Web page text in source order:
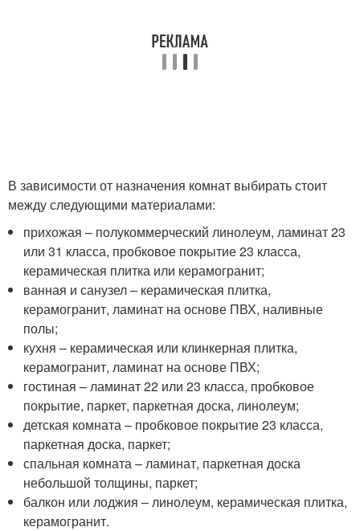
В зависимости от назначения комнат выбирать стоит
между следующими материалами:
прихожая – полукоммерческий линолеум, ламинат 23
или 31 класса, пробковое покрытие 23 класса,
керамическая плитка или керамогранит;
ванная и санузел – керамическая плитка,
керамогранит, ламинат на основе ПВХ, наливные
полы;
кухня – керамическая или клинкерная плитка,
керамогранит, ламинат на основе ПВХ;
гостиная – ламинат 22 или 23 класса, пробковое
покрытие, паркет, паркетная доска, линолеум;
детская комната – пробковое покрытие 23 класса,
паркетная доска, паркет;
спальная комната – ламинат, паркетная доска
небольшой толщины, паркет;
балкон или лоджия – линолеум, керамическая плитка,
керамогранит.